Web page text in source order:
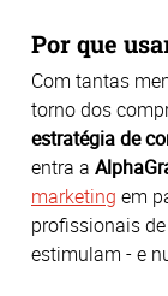
Por que
Com tantas
torno dos
estratégia de
entra a
marketing em
profissionais
estimulam - e